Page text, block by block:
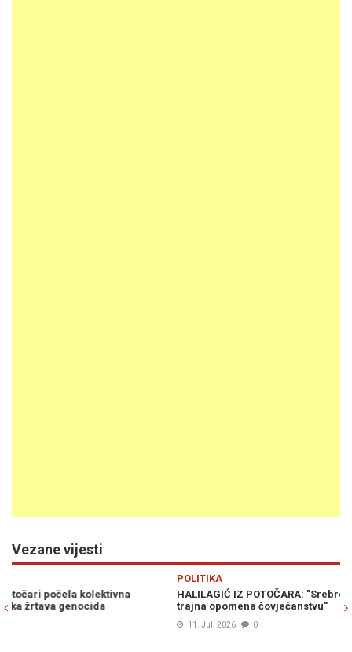
Vezane vijesti
HALILAGIĆ IZ POTOČARA: "Srebrenica nije samo mjesto tuge, već
trajna opomena čovječanstvu"